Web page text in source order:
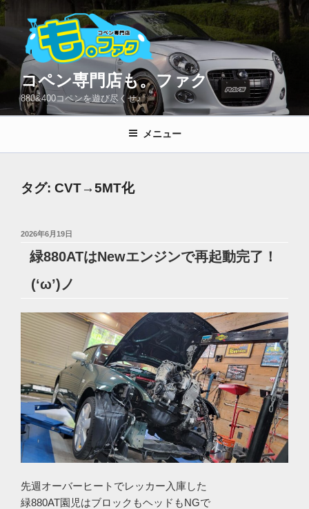
コ
ン
ン
ス
プ
コペン専門店も。ファク
880&400コペンを遊び尽くせ♪
メニュー
タグ: CVT→5MT化
投
日:
2026年6月19日
緑880ATはNewエンジンで再起動完了！
(‘ω’)ノ
先週オーバーヒートでレッカー入庫した
緑880AT園児はブロックもヘッドもNGで